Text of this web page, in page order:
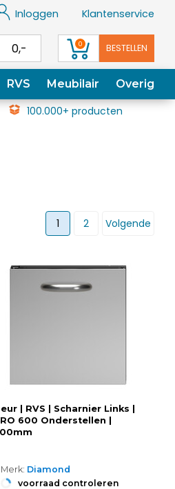
Inloggen Klantenservice
0,- 0 BESTELLEN
RVS Meubilair Overig
100.000+ producten
1 2 Volgende
| RVS | Scharnier Links |
600 Onderstellen |
Merk: Diamond
voorraad controleren